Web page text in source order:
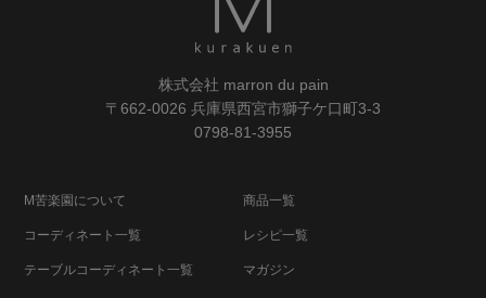
株式会社 marron du pain
〒662-0026 兵庫県西宮市獅子ケ口町3-3
0798-81-3955
M苦楽園について 商品一覧
コーディネート一覧 レシピ一覧
テーブルコーディネート一覧 マガジン